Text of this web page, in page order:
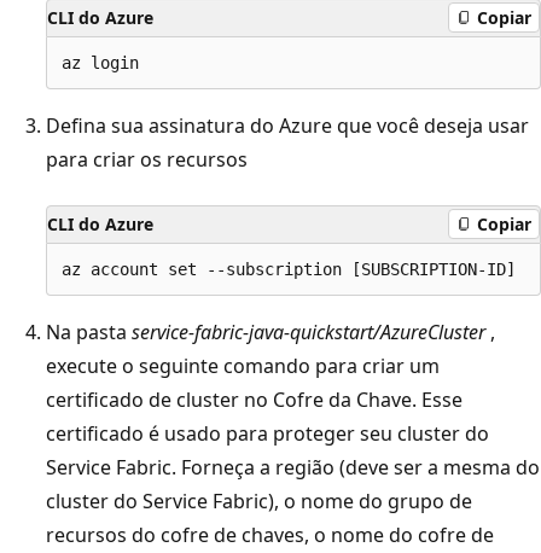
CLI do Azure Copiar
Defina sua assinatura do Azure que você deseja usar
para criar os recursos
CLI do Azure Copiar
Na pasta service-fabric-java-quickstart/AzureCluster,
execute o seguinte comando para criar um
certificado de cluster no Cofre da Chave. Esse
certificado é usado para proteger seu cluster do
Service Fabric. Forneça a região (deve ser a mesma do
cluster do Service Fabric), o nome do grupo de
recursos do cofre de chaves, o nome do cofre de